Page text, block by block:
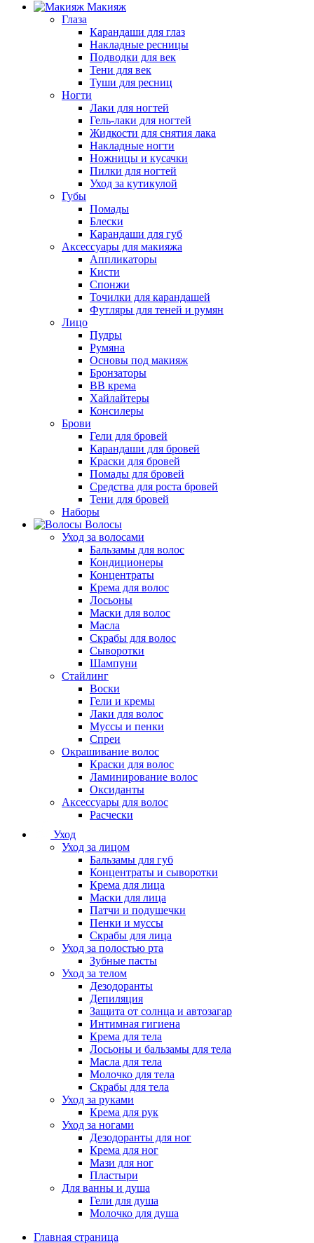
Макияж
Глаза
Карандаши для глаз
Накладные ресницы
Подводки для век
Тени для век
Туши для ресниц
Ногти
Лаки для ногтей
Гель-лаки для ногтей
Жидкости для снятия лака
Накладные ногти
Ножницы и кусачки
Пилки для ногтей
Уход за кутикулой
Губы
Помады
Блески
Карандаши для губ
Аксессуары для макияжа
Аппликаторы
Кисти
Спонжи
Точилки для карандашей
Футляры для теней и румян
Лицо
Пудры
Румяна
Основы под макияж
Бронзаторы
BB крема
Хайлайтеры
Консилеры
Брови
Гели для бровей
Карандаши для бровей
Краски для бровей
Помады для бровей
Средства для роста бровей
Тени для бровей
Наборы
Волосы
Уход за волосами
Бальзамы для волос
Кондиционеры
Концентраты
Крема для волос
Лосьоны
Маски для волос
Масла
Скрабы для волос
Сыворотки
Шампуни
Стайлинг
Воски
Гели и кремы
Лаки для волос
Муссы и пенки
Спреи
Окрашивание волос
Краски для волос
Ламинирование волос
Оксиданты
Аксессуары для волос
Расчески
Уход
Уход за лицом
Бальзамы для губ
Концентраты и сыворотки
Крема для лица
Маски для лица
Патчи и подушечки
Пенки и муссы
Скрабы для лица
Уход за полостью рта
Зубные пасты
Уход за телом
Дезодоранты
Депиляция
Защита от солнца и автозагар
Интимная гигиена
Крема для тела
Лосьоны и бальзамы для тела
Масла для тела
Молочко для тела
Скрабы для тела
Уход за руками
Крема для рук
Уход за ногами
Дезодоранты для ног
Крема для ног
Мази для ног
Пластыри
Для ванны и душа
Гели для душа
Молочко для душа
Главная страница